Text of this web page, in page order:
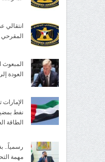
انتقالي
المبعوث
العودة
نفط
الطاقة
رسمياً..
مهمة